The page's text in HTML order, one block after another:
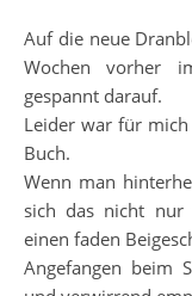
Auf die neue
Wochen vorher
gespannt darauf.
Leider war für
Buch.
Wenn man
sich das nicht nur
einen faden
Angefangen beim